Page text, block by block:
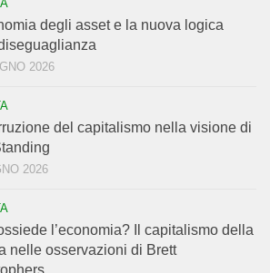
degli asset e la nuova logica
2026
del capitalismo nella visione di
2026
l’economia? Il capitalismo della
nelle osservazioni di Brett